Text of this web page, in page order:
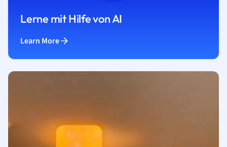
Lerne mit Hilfe von AI
Learn More